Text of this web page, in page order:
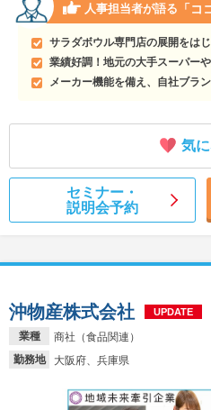
人事担当者が語る 「コ
サラダボウル専門店の展開をは
業績好調！地元の大手スーパー
メーカー機能を備え、自社ブラ
気
セミナー・
説明会予約
業種
商社（食品関連）
勤務地
大阪府、兵庫県
沖物産株式会社 UPDATE